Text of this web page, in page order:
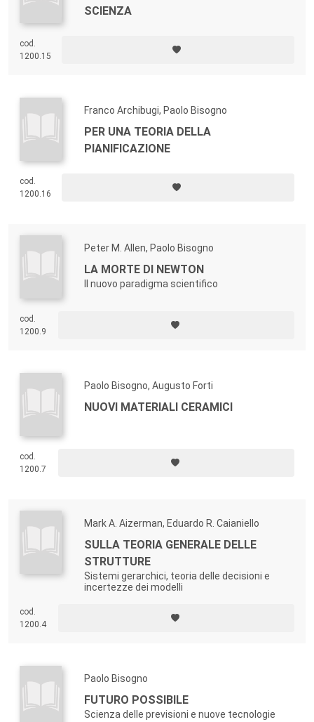
SCIENZA
cod.
1200.15
Franco Archibugi, Paolo Bisogno
PER UNA TEORIA DELLA
PIANIFICAZIONE
cod.
1200.16
Peter M. Allen, Paolo Bisogno
LA MORTE DI NEWTON
Il nuovo paradigma scientifico
cod.
1200.9
Paolo Bisogno, Augusto Forti
NUOVI MATERIALI CERAMICI
cod.
1200.7
Mark A. Aizerman, Eduardo R. Caianiello
SULLA TEORIA GENERALE DELLE
STRUTTURE
Sistemi gerarchici, teoria delle decisioni e
incertezze dei modelli
cod.
1200.4
Paolo Bisogno
FUTURO POSSIBILE
Scienza delle previsioni e nuove tecnologie